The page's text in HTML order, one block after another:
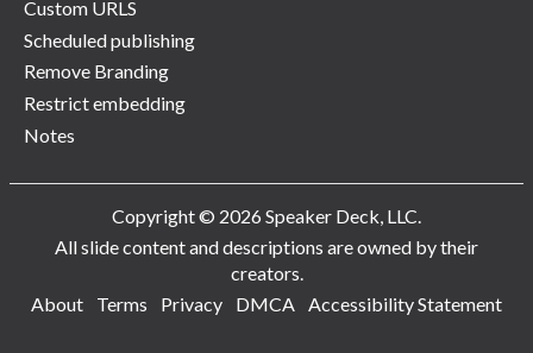
Custom URLS
Scheduled publishing
Remove Branding
Restrict embedding
Notes
Copyright © 2026 Speaker Deck, LLC.
All slide content and descriptions are owned by their
creators.
About
Terms Privacy DMCA Accessibility Statement